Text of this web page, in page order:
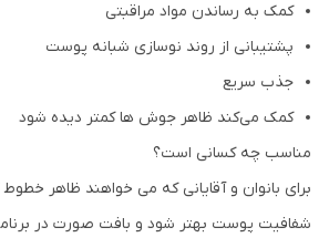
کمک به رساندن مواد مراقبتی
پشتیبانی از روند نوسازی شبانه پوست
جذب سریع
کمک می‌کند ظاهر جوش ها کمتر دیده شود
مناسب چه کسانی است؟
برای بانوان و آقایانی که می خواهند ظاهر
شفافیت پوست بهتر شود و بافت صورت در